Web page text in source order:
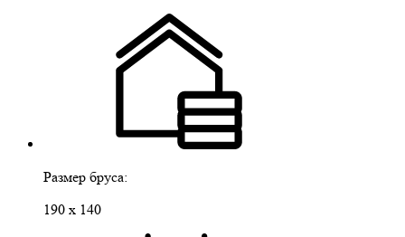
Размер бруса:
190 х 140